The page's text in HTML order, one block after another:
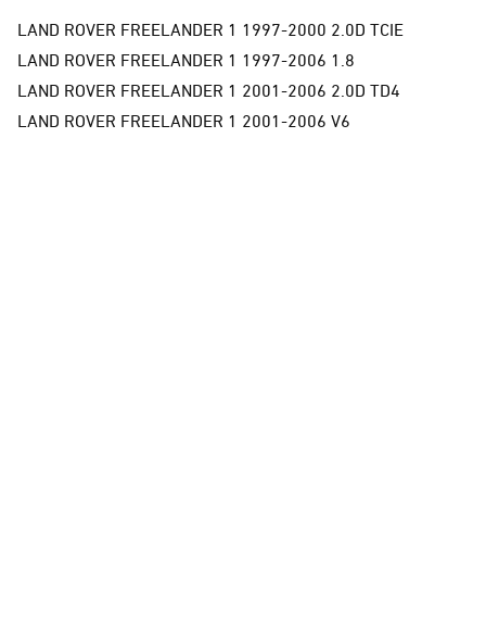
LAND ROVER FREELANDER 1 1997-2000 2.0D TCIE
LAND ROVER FREELANDER 1 1997-2006 1.8
LAND ROVER FREELANDER 1 2001-2006 2.0D TD4
LAND ROVER FREELANDER 1 2001-2006 V6